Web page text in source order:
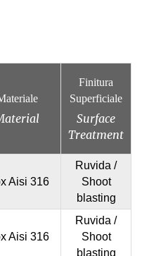
Finitura
Superficiale
Surface
Treatment
Aisi 316
Ruvida /
Shoot
blasting
Aisi 316
Ruvida /
Shoot
blasting